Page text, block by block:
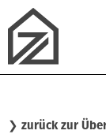
❯ zurück zur